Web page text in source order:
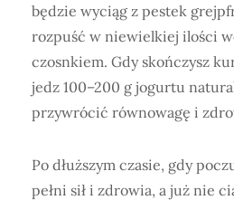
będzie wyciąg z pestek
rozpuść w niewielkiej ilości
czosnkiem. Gdy skończysz
jedz 100–200 g jogurtu
przywrócić równowagę i
Po dłuższym czasie, gdy
pełni sił i zdrowia, a już nie